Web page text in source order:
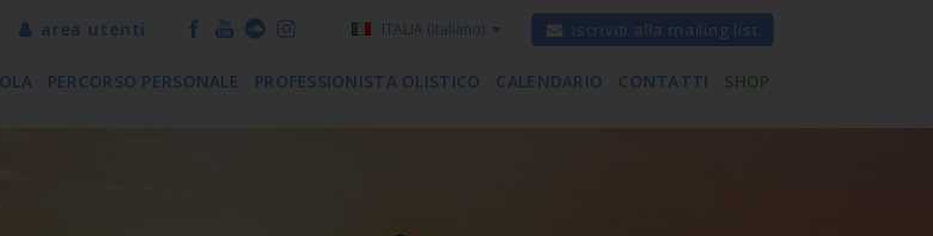
iscriviti alla mailing list
ITALIA (italiano)
area utenti
PERCORSO PERSONALE PROFESSIONISTA OLISTICO CALENDARIO CONTATTI SHOP